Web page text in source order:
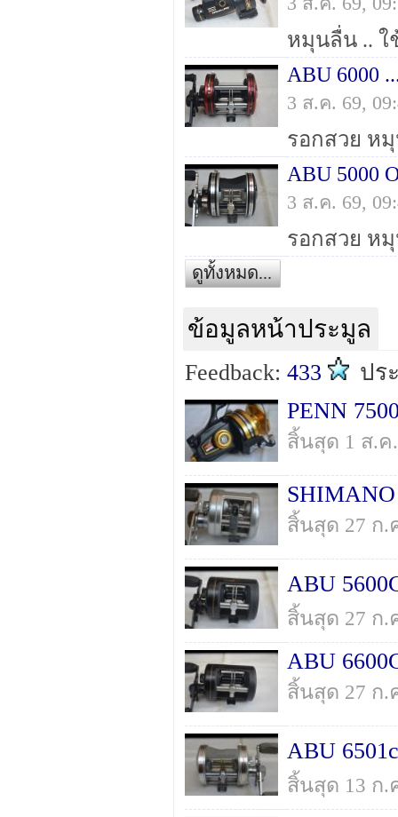
ABU 6000
3 ส.ค. 69,
ABU 5000
3 ส.ค. 69,
ดูทั้งหมด...
ข้อมูลหน้าประมูล
Feedback: 433
ปร
PENN
สิ้นสุด 1 ส.ค
สิ้นสุด 27 ก.
ABU
สิ้นสุด 27 ก.
ABU
สิ้นสุด 27 ก.
ABU
สิ้นสุด 13 ก.